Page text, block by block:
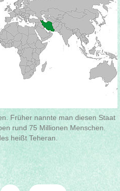
Früher nannte man diesen Staat
rund 75 Millionen Menschen.
heißt Teheran.